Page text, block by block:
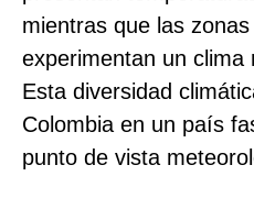
mientras que las
experimentan un clima
Esta diversidad
Colombia en un país
punto de vista